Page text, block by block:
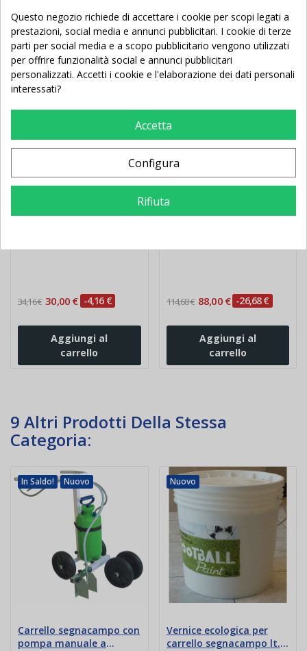
Potrebbe Anche Piacerti
Nuovo
pezzi
34,16 € 30,00 € -4,16 €
Aggiungi al
carrello
In Saldo! Nuovo
114,68 € 88,00 € -26,68 €
Aggiungi al
carrello
9 Altri Prodotti Della Stessa
Categoria:
In Saldo! Nuovo
Carrello segnacampo con
pompa manuale a
Nuovo
Vernice ecologica per
carrello segnacampo lt.
Questo negozio richiede di accettare i cookie per scopi legati a
prestazioni, social media e annunci pubblicitari. I cookie di terze
parti per social media e a scopo pubblicitario vengono utilizzati
per offrire funzionalità social e annunci pubblicitari
personalizzati. Accetti i cookie e l'elaborazione dei dati personali
interessati?
Accetta
Configura
Rifiuta